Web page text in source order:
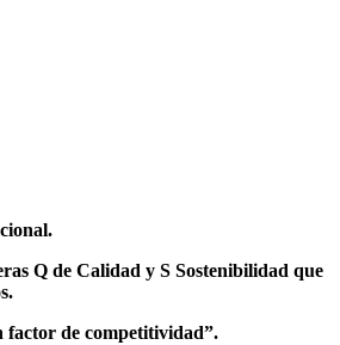
Q de Calidad y S Sostenibilidad que
factor de competitividad”.